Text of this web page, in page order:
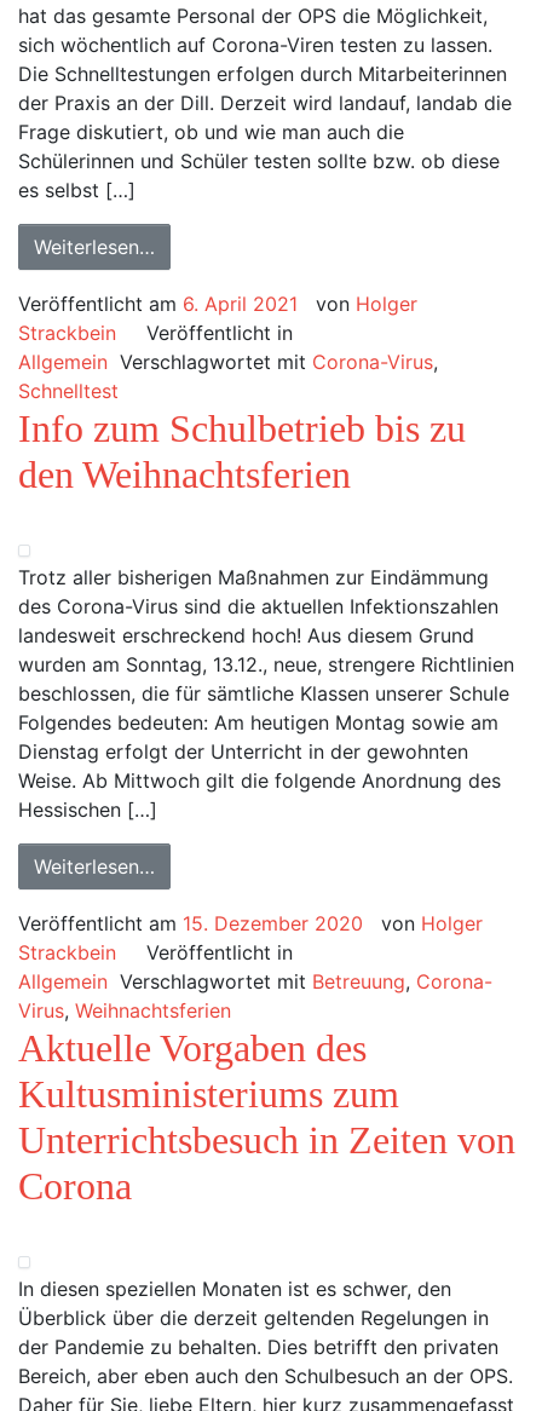
hat das gesamte Personal der OPS die Möglichkeit,
sich wöchentlich auf Corona-Viren testen zu lassen.
Die Schnelltestungen erfolgen durch Mitarbeiterinnen
der Praxis an der Dill. Derzeit wird landauf, landab die
Frage diskutiert, ob und wie man auch die
Schülerinnen und Schüler testen sollte bzw. ob diese
es selbst […]
Weiterlesen…
Veröffentlicht am 6. April 2021 von Holger
Strackbein
Veröffentlicht in
Allgemein Verschlagwortet mit Corona-Virus,
Schnelltest
Info zum Schulbetrieb bis zu
den Weihnachtsferien
Trotz aller bisherigen Maßnahmen zur Eindämmung
des Corona-Virus sind die aktuellen Infektionszahlen
landesweit erschreckend hoch! Aus diesem Grund
wurden am Sonntag, 13.12., neue, strengere Richtlinien
beschlossen, die für sämtliche Klassen unserer Schule
Folgendes bedeuten: Am heutigen Montag sowie am
Dienstag erfolgt der Unterricht in der gewohnten
Weise. Ab Mittwoch gilt die folgende Anordnung des
Hessischen […]
Weiterlesen…
Veröffentlicht am 15. Dezember 2020 von Holger
Strackbein
Veröffentlicht in
Allgemein Verschlagwortet mit Betreuung, Corona-
Virus, Weihnachtsferien
Aktuelle Vorgaben des
Kultusministeriums zum
Unterrichtsbesuch in Zeiten von
Corona
In diesen speziellen Monaten ist es schwer, den
Überblick über die derzeit geltenden Regelungen in
der Pandemie zu behalten. Dies betrifft den privaten
Bereich, aber eben auch den Schulbesuch an der OPS.
Daher für Sie, liebe Eltern, hier kurz zusammengefasst